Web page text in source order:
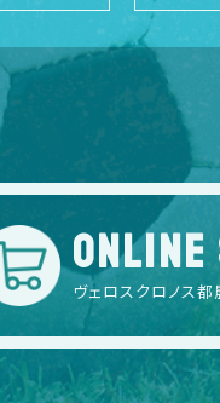
ONLINE
ヴェロスクロノス